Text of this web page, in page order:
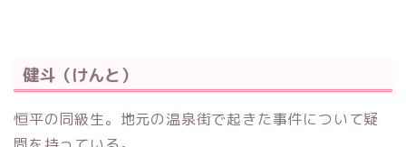
健斗（けんと）
恒平の同級生。地元の温泉街で起きた事件について疑